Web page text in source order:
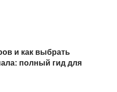
и как выбрать
полный гид для